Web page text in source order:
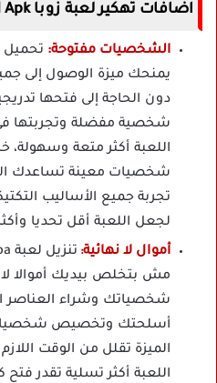
اضافات تهكير لعبة زوبا Zooba Mod Apk مهكرة
الشخصيات مفتوحة: تحميل
يمنحك ميزة الوصول إلى
دون الحاجة إلى فتحها
شخصية مفضلة وتجربتها
اللعبة أكثر متعة وسهولة،
شخصيات معينة تساعدك
تجربة جميع الأساليب
لجعل اللعبة أقل تحديا وأكثر
أموال لا نهائية:
مش بتخلص بيديك أموالا لا
شخصياتك وشراء العناصر
أسلحتك وتخصيص
الميزة تقلل من الوقت
اللعبة أكثر تسلية تقدر